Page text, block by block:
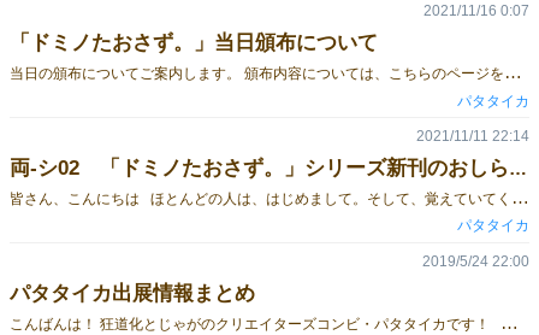
「ドミノたおさず。」当日頒布について
当
日の頒布についてご案内します。 頒布内容については、こちらのページをご覧ください。 既刊2冊 「ドミノたおさず。」と、「もっと ドミノたおさず。」については、両日開場より頒布開始させていただきます。 新刊「別冊ドミノたおさず。 カード・ドミノ読本」は、土曜日は12時より、日曜日は開場より頒布させていだたきます。 頒布開始前の時間にブース周辺へお集まりにならないよう、混雑緩和及び密を避ける行動、スムーズな頒布にどうぞ皆さんのご理解とご協力いただけますと幸いです。 当日は現金のほかに、PayPay払いも承ります。 なお、今回は取り置き予約を行いません。ブース出展者など、会場に居らっしゃるにも関わらず入手が難しいケースがございましたら、個別に対応させていただきますので、どうぞご遠慮なくTwitterよりDMにてご相談ください。 ご理解、ご了承のほどお願いいたします。
2021/11/16 0:07
パタタイカ
両-シ02 「ドミノたおさず。」シリーズ新刊のおしらせ。
皆
さん、こんにちは ほとんどの人は、はじめまして。そして、覚えていてくれた皆さん。ただいま！ パタタイカのイカの方、狂道化です。 2015年秋ゲームマーケットにて、「ドミノたおさず。」という同人誌を頒布しました。 それまで日本に存在しなかった、日本語で読めるドミノの総合ガイドブックです。 70種類のドミノゲームの遊び方と、ドミノについての豆知識、あると便利なサポートグッズの情報や、良いドミノ牌の選び方、購入ガイドまで。ドミノを遊びつくすことをテーマにした、今なおお手に取っていただけるドミノ遊び方案内書の決定版です。 あ、そもそもドミノって、何かご存じですか？…そうそう、そのドミノ。ぱたぱたー、と倒すドミノ。ドミノ倒しのドミノですね。 ところで、ドミノって、なにかサイコロみたいな模様描いてあるの、知っていますか？ ドミノって、実はホントはテーブルゲームなんですよ。 トランプみたいなもので、これひとつで色々なゲームが遊べます。その種類は3000を超えるとさえ、いわれています。 2017年秋のゲームマーケットでは、「ドミノたおさず。」シリーズ2冊目となる「もっと ドミノたおさず。」が頒布されました。 日本で大人気のドミノゲーム、チキンフットの遊び方をはじめ、選りすぐりの新たな30種類の遊び方と、よりディープなドミノの世界を旅するための情報マガジンです。あ、ちなみに紹介したゲームの数は半分以下に減っていますが、ページ数は1ページも減っていません。同じ厚さ。情報量は数倍増しでございます。 この2冊を、久しぶりにゲームマーケットの会場で頒布させていただきます。 各2500円。 買ってすぐあそべるよう、それぞれに違う種類のドミノタイルが付録でついてきます。 まだ、ドミノの世界に足を踏み入れたことのない皆さんは、ブースまで遊びに来てください。ドミノの魅力、存分にお伝えします。 それから、ええと。 新刊をひとつ。 皆さんは、トリックテイキングはお好きですか？ トリックテイキング。人を惹きつけてやまない、魔性の言葉。 …そんなことはない？そうですか。残念。 ドミノは、数多くのトリックテイキングゲームがあることでも知られています。そして、そのほとんどが、遊ばれることがありません。 何故か。ドミノを遊ぶ人が、まずもってほとんd(…いや、まさか。そんなはずは。やめよう。そうじゃないはずだ。） その理由は、実際にドミノのトリテをいくつか、実際の牌を使って遊んでみるとよくわかります。単純に、遊びにくいのです。 ゲームは面白いです。そりゃぁ、もう。間違いなく。だって、考えてもみてください。変なもの使ってトリテするんですよ。おもしろくないハズがないじゃないですか。 いったいどうしたら、ドミノのトリテが楽しく遊べるのか。答えは単純。トリテ用のドミノを作ってしまえばいいのです。 ところで、トリテ用のドミノとは言いましたが、そもそもドミノとは、いったいぜんたいなんでしょうか。ドミノの本質って、何なのでしょうか。 二つの正方形が組み合わさり、サイコロの目と同じ模様が描かれていることでしょうか。１：２の長方形でしょうか。二つの数字がくっついていればドミノ？ 私には、もっと奥深くに、ドミノの秘められたる本質があるように思えてならないのです。 カード型のドミノに必要な用件とは、一体なんでしょうか。そして、ドミノとは、いったいぜんたい何なのでしょうか。 その探究を始めましょう。 カードのドミノを作ろうとしたら、ドミノの新しい世界を見出しました。 新刊「別冊ドミノたおさず。 カード・ドミノ読本」 2500円 おおよそ4万字。あんまりにも文字ばかりで、あんまりにもマニアックなことになったので、新書サイズでご提供です。 もちろん、付録もつけます。ドミノって、トリテ以外にトランプのゲームも遊べるんですよ。ドミノで、ポーカーが遊べるっていったら、少し興味湧いてきませんか？ そういったカードゲームもふくめて、ゲームがもっと遊びやすくなるカードを作りました。 キャラクターデザインは人気イラストレーターのきしんII世さん。 土日、両日ともにゲームマーケット会場でお待ちしております。
2021/11/11 22:14
パタタイカ
パタタイカ出展情報まとめ
こ
んばんは！ 狂道化とじゃがのクリエイターズコンビ・パタタイカです！ すでにお知らせした通り，ゲームマーケット2019春で頒布予定の新作は以下の通りとなっています！ クトゥルフ神話TRPGオリジナルシナリオ集「朱門大学研究日誌」（頒布価格500円） ミニマ 通常版（頒布価格2000円） ミニマ 限定版（頒布価格7000円） また，ドミノ関係の書籍を再販します． ドミノたおさず。（頒布価格2500円） もっとドミノたおさず。（頒布価格2500円） 各作品とも，すでにたくさんの取り置き予約を頂戴しております！ ありがとうございます！ なお，予約時にお伝えしている通り，取り置きは【15時まで】とさせていただいております． 予約キャンセル分につきましては，15時15分以降にブースにて頒布する予定です． それでは明日，どうぞよろしくお願いいたします！
2019/5/24 22:00